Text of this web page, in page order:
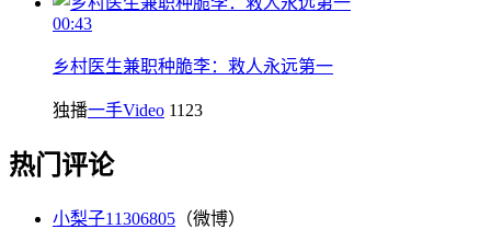
00:43
乡村医生兼职种脆李：救人永远第一
独播一手Video 1123
热门评论
小梨子11306805 （微博）